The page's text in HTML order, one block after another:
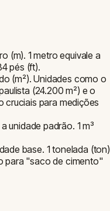
(m). 1 metro equivale a
pés (ft).
(m²). Unidades como o
(24.200 m²) e o
cruciais para medições
unidade padrão. 1 m³
base. 1 tonelada (ton)
para "saco de cimento"